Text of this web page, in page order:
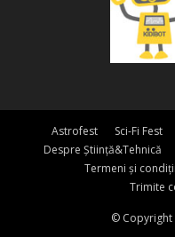
Astrofest Sci-Fi Fest
Despre Știință&Tehnică
Termeni și condiții
Trimite
© Copyright